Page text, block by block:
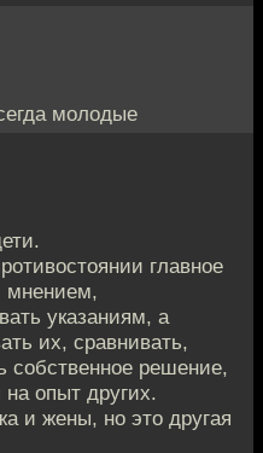
молодые
главное
мнением,
указаниям, а
их, сравнивать,
собственное решение,
на опыт других.
и жены, но это другая